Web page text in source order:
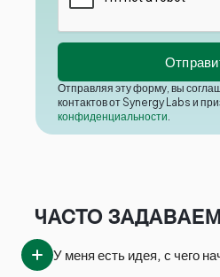
Отправляя эту форму, вы
контактов от Synergy Labs и
конфиденциальности
ЧАСТО
У меня есть идея, с чего